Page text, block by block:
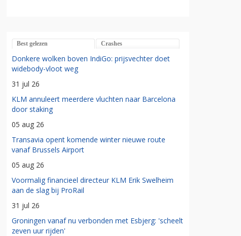
Best gelezen Crashes
Donkere wolken boven IndiGo: prijsvechter doet
widebody-vloot weg
31 jul 26
KLM annuleert meerdere vluchten naar Barcelona
door staking
05 aug 26
Transavia opent komende winter nieuwe route
vanaf Brussels Airport
05 aug 26
Voormalig financieel directeur KLM Erik Swelheim
aan de slag bij ProRail
31 jul 26
Groningen vanaf nu verbonden met Esbjerg: 'scheelt
zeven uur rijden'